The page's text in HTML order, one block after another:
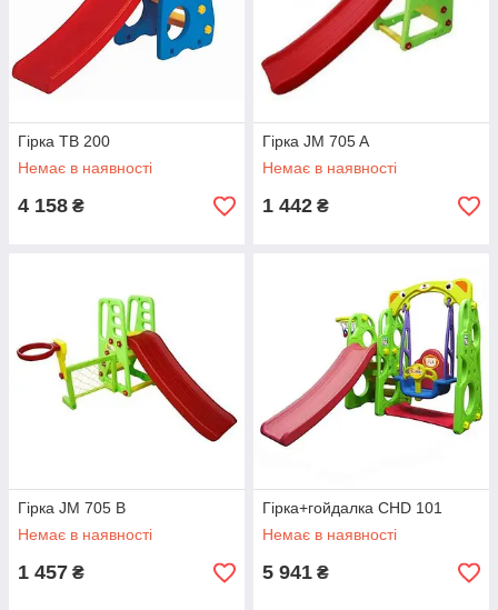
Гірка TB 200
Немає в наявності
4 158 ₴
Гірка JM 705 A
Немає в наявності
1 442 ₴
Гірка JM 705 B
Немає в наявності
1 457 ₴
Гірка+гойдалка CHD 101
Немає в наявності
5 941 ₴